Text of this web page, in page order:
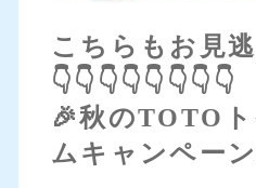
こちらもお見
👇👇👇👇👇👇👇👇
🎉秋のTOTO
ムキャンペー